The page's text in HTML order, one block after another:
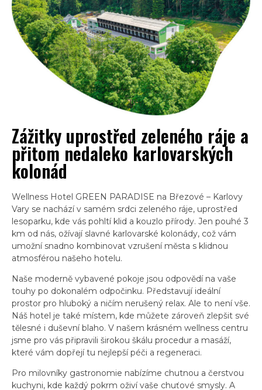
Zážitky uprostřed zeleného ráje a
přitom nedaleko karlovarských
kolonád
Wellness Hotel GREEN PARADISE na Březové – Karlovy
Vary se nachází v samém srdci zeleného ráje, uprostřed
lesoparku, kde vás pohltí klid a kouzlo přírody. Jen pouhé 3
km od nás, ožívají slavné karlovarské kolonády, což vám
umožní snadno kombinovat vzrušení města s klidnou
atmosférou našeho hotelu.
Naše moderně vybavené pokoje jsou odpovědí na vaše
touhy po dokonalém odpočinku. Představují ideální
prostor pro hluboký a ničím nerušený relax. Ale to není vše.
Náš hotel je také místem, kde můžete zároveň zlepšit své
tělesné i duševní blaho. V našem krásném wellness centru
jsme pro vás připravili širokou škálu procedur a masáží,
které vám dopřejí tu nejlepší péči a regeneraci.
Pro milovníky gastronomie nabízíme chutnou a čerstvou
kuchyni, kde každý pokrm oživí vaše chuťové smysly. A